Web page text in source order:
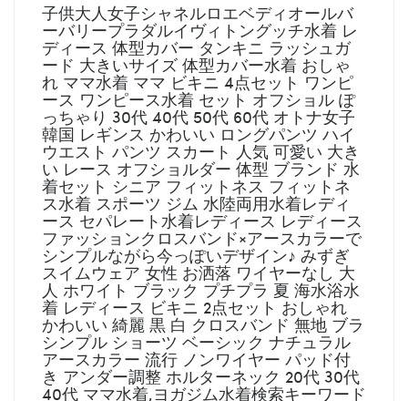
子供大人女子シャネルロエベディオールバ
ーバリープラダルイヴィトングッチ水着 レ
ディース 体型カバー タンキニ ラッシュガ
ード 大きいサイズ 体型カバー水着 おしゃ
れ ママ水着 ママ ビキニ 4点セット ワンピ
ース ワンピース水着 セット オフショル ぽ
っちゃり 30代 40代 50代 60代 オトナ女子
韓国 レギンス かわいい ロングパンツ ハイ
ウエスト パンツ スカート 人気 可愛い 大き
い レース オフショルダー 体型 ブランド 水
着セット シニア フィットネス フィットネ
ス水着 スポーツ ジム 水陸両用水着レディ
ース セパレート水着レディース レディース
ファッションクロスバンド×アースカラーで
シンプルながら今っぽいデザイン♪ みずぎ
スイムウェア 女性 お洒落 ワイヤーなし 大
人 ホワイト ブラック プチプラ 夏 海水浴水
着 レディース ビキニ 2点セット おしゃれ
かわいい 綺麗 黒 白 クロスバンド 無地 ブラ
シンプル ショーツ ベーシック ナチュラル
アースカラー 流行 ノンワイヤー パッド付
き アンダー調整 ホルターネック 20代 30代
40代 ママ水着,ヨガジム水着検索キーワード